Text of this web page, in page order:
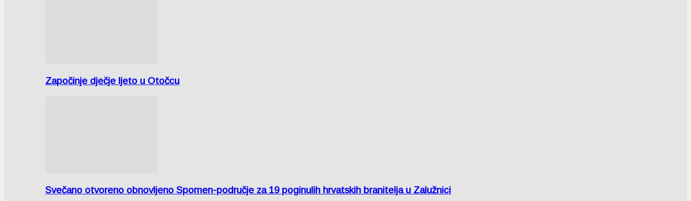
Započinje dječje ljeto u Otočcu
Svečano otvoreno obnovljeno Spomen-područje za 19 poginulih hrvatskih branitelja u Zalužnici